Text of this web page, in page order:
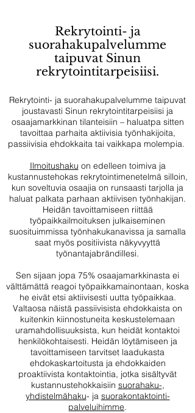
Rekrytointi- ja
suorahakupalvelumme
taipuvat Sinun
rekrytointitarpeisiisi.
Rekrytointi- ja suorahakupalvelumme taipuvat
joustavasti Sinun rekrytointitarpeisiisi ja
osaajamarkkinan tilanteisiin – haluatpa sitten
tavoittaa parhaita aktiivisia työnhakijoita,
passiivisia ehdokkaita tai vaikkapa molempia.
Ilmoitushaku on edelleen toimiva ja
kustannustehokas rekrytointimenetelmä silloin,
kun soveltuvia osaajia on runsaasti tarjolla ja
haluat palkata parhaan aktiivisen työnhakijan.
Heidän tavoittamiseen riittää
työpaikkailmoituksen julkaiseminen
suosituimmissa työnhakukanavissa ja samalla
saat myös positiivista näkyvyyttä
työnantajabrändillesi.
Sen sijaan jopa 75% osaajamarkkinasta ei
välttämättä reagoi työpaikkamainontaan, koska
he eivät etsi aktiivisesti uutta työpaikkaa.
Valtaosa näistä passiivisista ehdokkaista on
kuitenkin kiinnostuneita keskustelemaan
uramahdollisuuksista, kun heidät kontaktoi
henkilökohtaisesti. Heidän löytämiseen ja
tavoittamiseen tarvitset laadukasta
ehdokaskartoitusta ja ehdokkaiden
proaktiivista kontaktointia, jotka sisältyvät
kustannustehokkaisiin suorahaku-,
yhdistelmähaku- ja suorakontaktointi-
palveluihimme.